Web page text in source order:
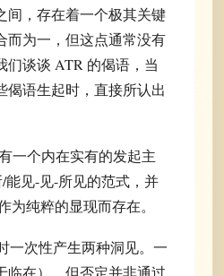
间，存在着一个极其关键
而为一，但这点通常没有
们谈谈 ATR 的偈语，当
偈语生起时，直接所认出
一个内在实有的发起主
能见-见-所见的范式，并
为纯粹的显现而存在。
一次性产生两种洞见。一
临在），但否定并非通过